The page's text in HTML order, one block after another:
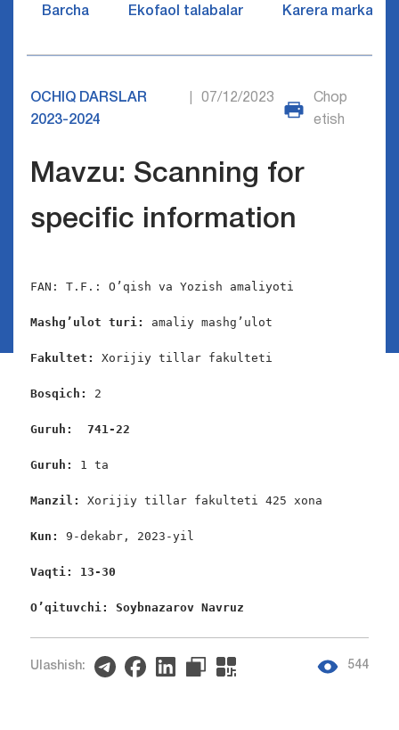
Barcha Ekofaol talabalar Karera markazi
OCHIQ DARSLAR
2023-2024
07/12/2023
Chop
etish
Mavzu: Scanning for
specific information
FAN: T.F.: O’qish va Yozish amaliyoti
Mashg’ulot turi: amaliy mashg’ulot
Fakultet: Xorijiy tillar fakulteti
Bosqich: 2
Guruh:  741-22
Guruh: 1 ta
Manzil: Xorijiy tillar fakulteti 425 xona
Kun: 9-dekabr, 2023-yil
Vaqti: 13-30
O’qituvchi: Soybnazarov Navruz
Ulashish: 544